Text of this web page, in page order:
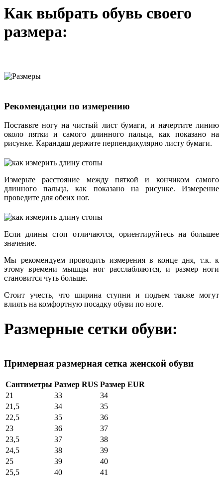
Как выбрать обувь своего
размера:
Рекомендации по измерению
Поставьте ногу на чистый лист бумаги, и начертите линию
около пятки и самого длинного пальца, как показано на
рисунке. Карандаш держите перпендикулярно листу бумаги.
Измерьте расстояние между пяткой и кончиком самого
длинного пальца, как показано на рисунке. Измерение
проведите для обеих ног.
Если длины стоп отличаются, ориентируйтесь на большее
значение.
Мы рекомендуем проводить измерения в конце дня, т.к. к
этому времени мышцы ног расслабляются, и размер ноги
становится чуть больше.
Стоит учесть, что ширина ступни и подъем также могут
влиять на комфортную посадку обуви по ноге.
Размерные сетки обуви:
Примерная размерная сетка женской обуви
Сантиметры Размер RUS Размер EUR
21
33
34
21,5
34
35
22,5
35
36
23
36
37
23,5
37
38
24,5
38
39
25
39
40
25,5
40
41